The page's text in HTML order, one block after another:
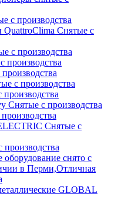
с производства
Снятые с
с производства
производства
с производства
Снятые с производства
Снятые с
оборудование снято с
в Перми,Отличная
GLOBAL